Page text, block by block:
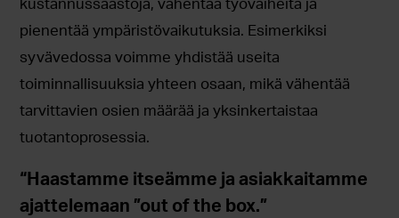
pienentää ympäristövaikutuksia. Esimerkiksi
syvävedossa voimme yhdistää useita
toiminnallisuuksia yhteen osaan, mikä vähentää
tarvittavien osien määrää ja yksinkertaistaa
tuotantoprosessia.
“Haastamme itseämme ja asiakkaitamme
ajattelemaan ”out of the box.”